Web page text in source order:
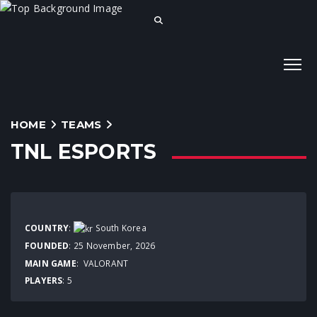
HOME TEAMS
TNL ESPORTS
COUNTRY:
South Korea
FOUNDED: 25 November, 2026
MAIN GAME: VALORANT
PLAYERS: 5